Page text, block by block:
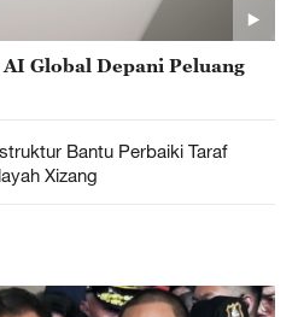
Global Depani Peluang
Bantu Perbaiki Taraf
Xizang